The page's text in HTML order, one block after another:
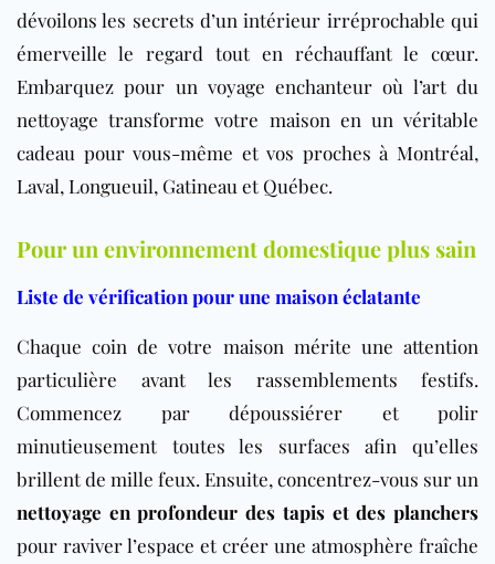
dévoilons les secrets d’un intérieur irréprochable qui
émerveille le regard tout en réchauffant le cœur.
Embarquez pour un voyage enchanteur où l’art du
nettoyage transforme votre maison en un véritable
cadeau pour vous-même et vos proches à Montréal,
Laval, Longueuil, Gatineau et Québec.
Pour un environnement domestique plus sain
Liste de vérification pour une maison éclatante
Chaque coin de votre maison mérite une attention
particulière avant les rassemblements festifs.
Commencez par dépoussiérer et polir
minutieusement toutes les surfaces afin qu’elles
brillent de mille feux. Ensuite, concentrez-vous sur un
nettoyage en profondeur des tapis et des planchers
pour raviver l’espace et créer une atmosphère fraîche